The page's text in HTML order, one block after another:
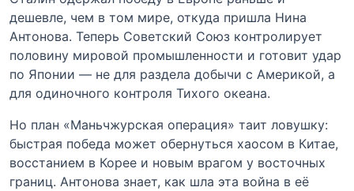
дешевле, чем в том мире, откуда пришла Нина
Антонова. Теперь Советский Союз контролирует
половину мировой промышленности и готовит удар
по Японии — не для раздела добычи с Америкой, а
для одиночного контроля Тихого океана.
Но план «Маньчжурская операция» таит ловушку:
быстрая победа может обернуться хаосом в Китае,
восстанием в Корее и новым врагом у восточных
границ. Антонова знает, как шла эта война в её